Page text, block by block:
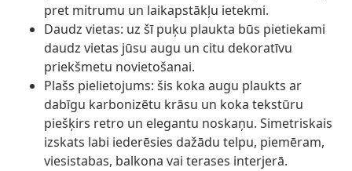
pret mitrumu un laikapstākļu ietekmi.
Daudz vietas: uz šī puķu plaukta būs pietiekami
daudz vietas jūsu augu un citu dekoratīvu
priekšmetu novietošanai.
Plašs pielietojums: šis koka augu plaukts ar
dabīgu karbonizētu krāsu un koka tekstūru
piešķirs retro un elegantu noskaņu. Simetriskais
izskats labi iederēsies dažādu telpu, piemēram,
viesistabas, balkona vai terases interjerā.